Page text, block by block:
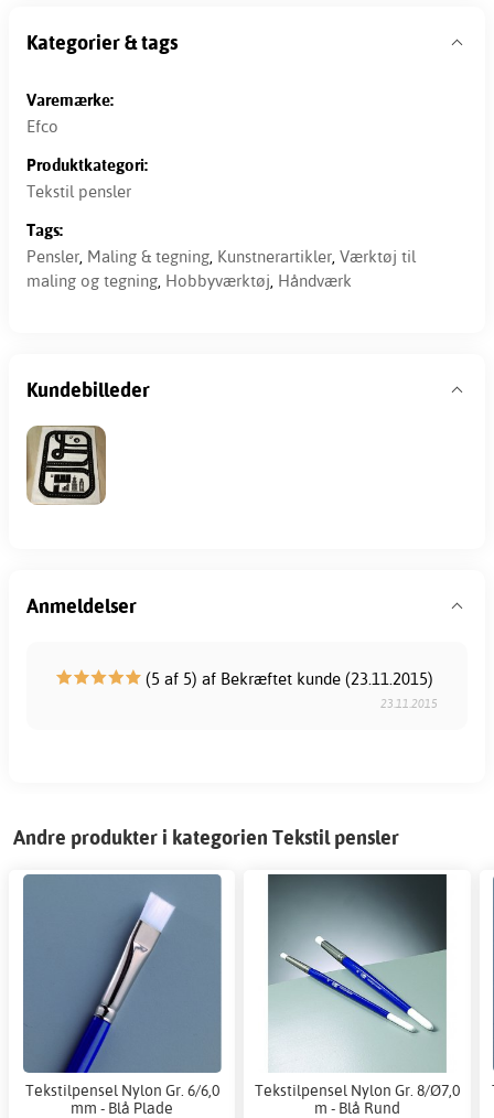
Kategorier & tags
Varemærke:
Efco
Produktkategori:
Tekstil pensler
Tags:
Pensler Maling & tegning Kunstnerartikler Værktøj til
maling og tegning Hobbyværktøj Håndværk
Kundebilleder
Anmeldelser
(5 af 5) af Bekræftet kunde (23.11.2015)
23.11.2015
Andre produkter i kategorien Tekstil pensler
Tekstilpensel Nylon Gr. 6/6,0
mm - Blå Plade
Tekstilpensel Nylon Gr. 8/Ø7,0
m - Blå Rund